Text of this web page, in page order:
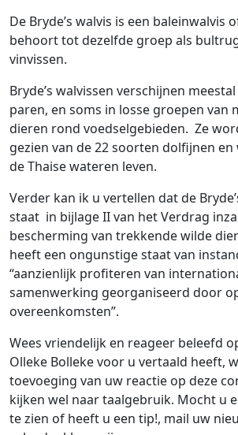
De Bryde’s walvis is een baleinwalvis
behoort tot dezelfde groep als
vinvissen.
Bryde’s walvissen verschijnen
paren, en soms in losse groepen van
dieren rond voedselgebieden. Ze
gezien van de 22 soorten dolfijnen en
de Thaise wateren leven.
Verder kan ik u vertellen dat de
staat in bijlage II van het Verdrag
bescherming van trekkende wilde
heeft een ongunstige staat van
“aanzienlijk profiteren van
samenwerking georganiseerd door
overeenkomsten”.
Wees vriendelijk en reageer beleefd
Olleke Bolleke voor u vertaald heeft,
toevoeging van uw reactie op deze
kijken wel naar taalgebruik. Mocht u
te zien of heeft u een tip!, mail uw